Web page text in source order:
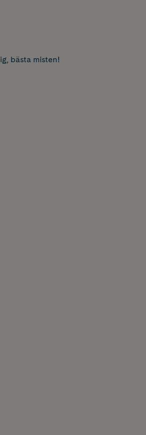
bästa misten!